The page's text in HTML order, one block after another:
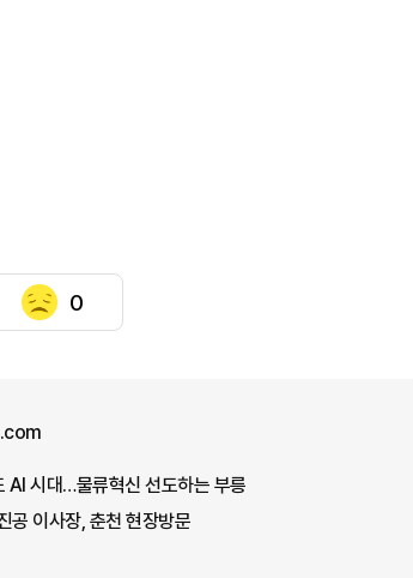
0
AI 시대…물류혁신 선도하는 부릉
공 이사장, 춘천 현장방문